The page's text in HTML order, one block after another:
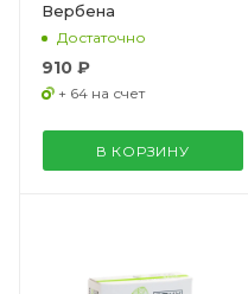
Вербена
Достаточно
910 ₽
+ 64 на счет
В КОРЗИНУ